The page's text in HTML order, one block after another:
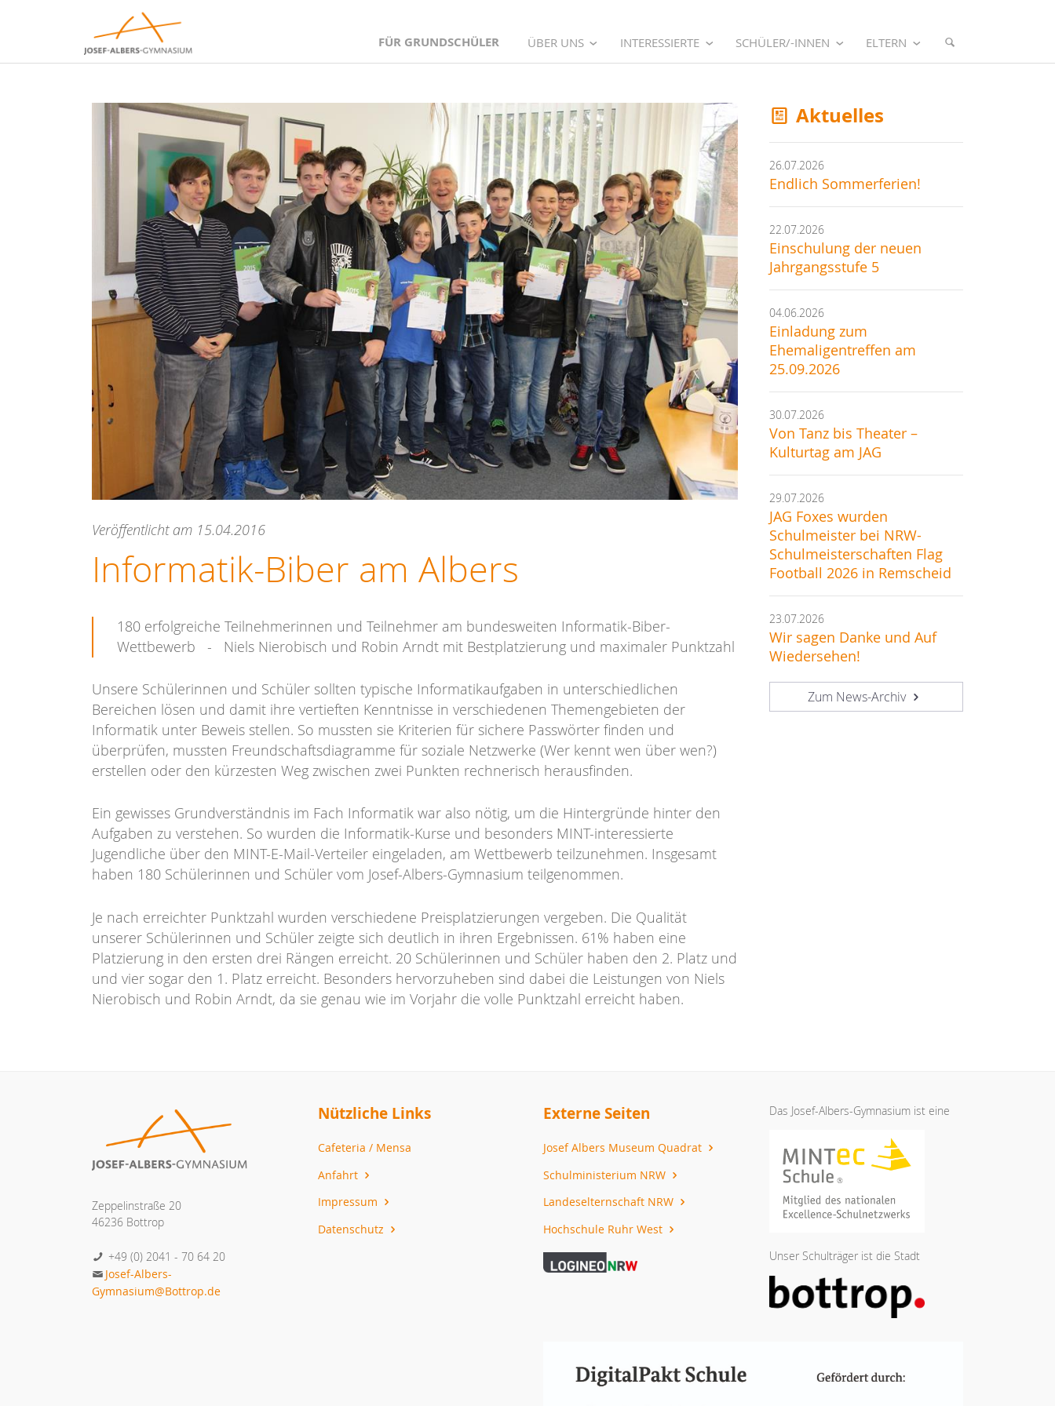
FÜR GRUNDSCHÜLER ÜBER UNS INTERESSIERTE SCHÜLER/-INNEN ELTERN
Veröffentlicht am 15.04.2016
Informatik-Biber am Albers
180 erfolgreiche Teilnehmerinnen und Teilnehmer am bundesweiten Informatik-Biber-
Wettbewerb - Niels Nierobisch und Robin Arndt mit Bestplatzierung und maximaler Punktzahl
Unsere Schülerinnen und Schüler sollten typische Informatikaufgaben in unterschiedlichen
Bereichen lösen und damit ihre vertieften Kenntnisse in verschiedenen Themengebieten der
Informatik unter Beweis stellen. So mussten sie Kriterien für sichere Passwörter finden und
überprüfen, mussten Freundschaftsdiagramme für soziale Netzwerke (Wer kennt wen über wen?)
erstellen oder den kürzesten Weg zwischen zwei Punkten rechnerisch herausfinden.
Ein gewisses Grundverständnis im Fach Informatik war also nötig, um die Hintergründe hinter den
Aufgaben zu verstehen. So wurden die Informatik-Kurse und besonders MINT-interessierte
Jugendliche über den MINT-E-Mail-Verteiler eingeladen, am Wettbewerb teilzunehmen. Insgesamt
haben 180 Schülerinnen und Schüler vom Josef-Albers-Gymnasium teilgenommen.
Je nach erreichter Punktzahl wurden verschiedene Preisplatzierungen vergeben. Die Qualität
unserer Schülerinnen und Schüler zeigte sich deutlich in ihren Ergebnissen. 61% haben eine
Platzierung in den ersten drei Rängen erreicht. 20 Schülerinnen und Schüler haben den 2. Platz und
und vier sogar den 1. Platz erreicht. Besonders hervorzuheben sind dabei die Leistungen von Niels
Nierobisch und Robin Arndt, da sie genau wie im Vorjahr die volle Punktzahl erreicht haben.
Aktuelles
26.07.2026
Endlich Sommerferien!
22.07.2026
Einschulung der neuen
Jahrgangsstufe 5
04.06.2026
Einladung zum
Ehemaligentreffen am
25.09.2026
30.07.2026
Von Tanz bis Theater –
Kulturtag am JAG
29.07.2026
JAG Foxes wurden
Schulmeister bei NRW-
Schulmeisterschaften Flag
Football 2026 in Remscheid
23.07.2026
Wir sagen Danke und Auf
Wiedersehen!
Zum News-Archiv
Zeppelinstraße 20
46236 Bottrop
+49 (0) 2041 - 70 64 20
Josef-Albers-
Gymnasium@Bottrop.de
Nützliche Links
Cafeteria / Mensa
Anfahrt
Impressum
Datenschutz
Externe Seiten
Josef Albers Museum Quadrat
Schulministerium NRW
Landeselternschaft NRW
Hochschule Ruhr West
Das Josef-Albers-Gymnasium ist eine
Unser Schulträger ist die Stadt